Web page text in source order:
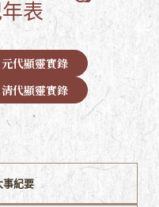
表
元代顯靈實錄
清代顯靈實錄
事紀要